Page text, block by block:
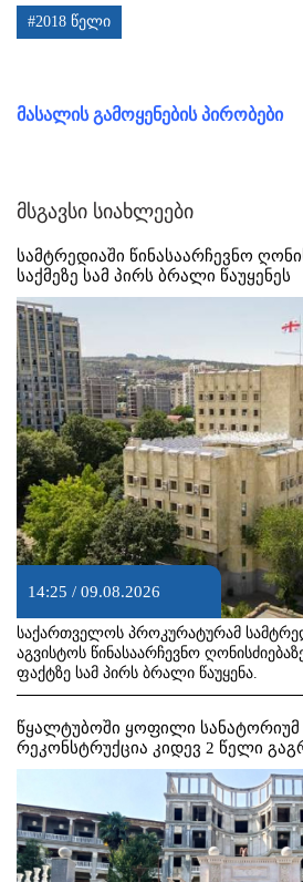
#2018 წელი
მასალის გამოყენების პირობები
მსგავსი სიახლეები
სამტრედიაში წინასაარჩევნო
საქმეზე სამ პირს ბრალი წაუყენეს
14:25 / 09.08.2026
საქართველოს პროკურატურამ
აგვისტოს წინასაარჩევნო
ფაქტზე სამ პირს ბრალი წაუყენა.
წყალტუბოში ყოფილი სანატორიუმ
რეკონსტრუქცია კიდევ 2 წელი